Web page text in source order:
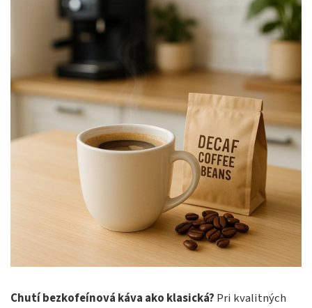
Chutí bezkofeínová káva ako klasická? Pri kvalitných